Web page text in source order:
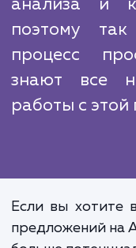
Наконец, мы
и анализ
быстро
это не